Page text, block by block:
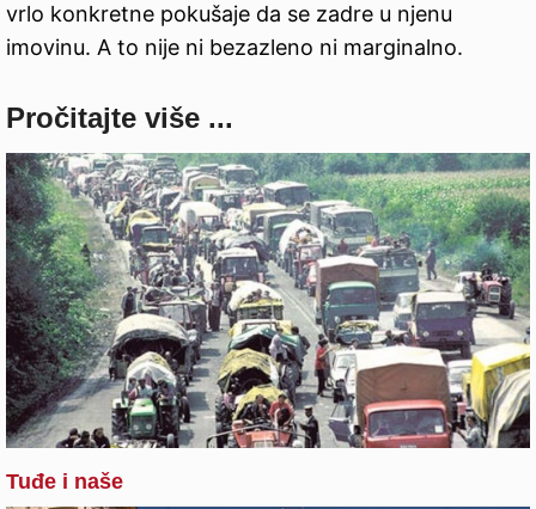
vrlo konkretne pokušaje da se zadre u njenu
imovinu. A to nije ni bezazleno ni marginalno.
Pročitajte više ...
Tuđe i naše